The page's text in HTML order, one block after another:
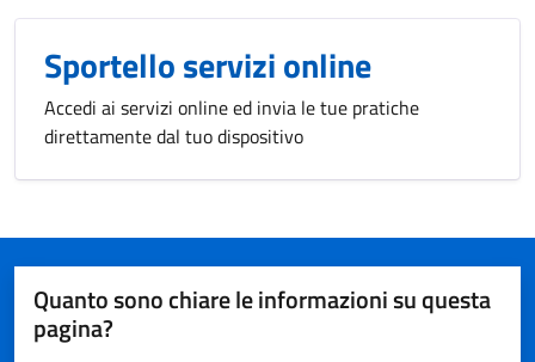
Sportello servizi online
Accedi ai servizi online ed invia le tue pratiche
direttamente dal tuo dispositivo
Quanto sono chiare le informazioni su questa
pagina?